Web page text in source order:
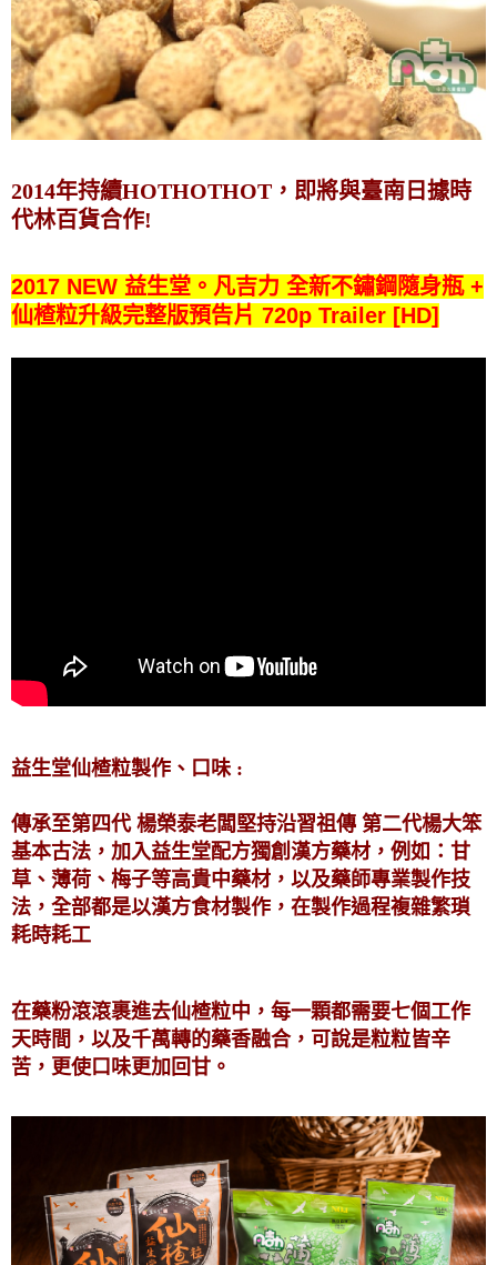
2014年持續HOTHOTHOT，即將與臺南日據時
代林百貨合作!
2017 NEW 益生堂。凡吉力 全新不鏽鋼隨身瓶 +
仙楂粒升級完整版預告片 720p Trailer [HD]
益生堂仙楂粒製作、口味 :
傳承至第四代 楊榮泰老闆堅持沿習祖傳 第二代楊大笨
基本古法，加入益生堂配方獨創漢方藥材，例如：甘
草、薄荷、梅子等高貴中藥材，以及藥師專業製作技
法，全部都是以漢方食材製作，在製作過程複雜繁瑣
耗時耗工
在藥粉滾滾裹進去仙楂粒中，每一顆都需要七個工作
天時間，以及千萬轉的藥香融合，可說是粒粒皆辛
苦，更使口味更加回甘。